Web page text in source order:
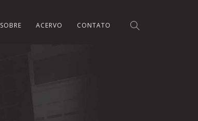
SOBRE ACERVO CONTATO